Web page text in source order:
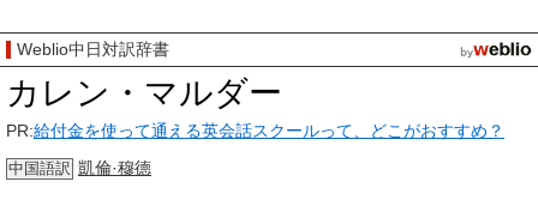
Weblio中日対訳辞書
カレン・マルダー
PR:給付金を使って通える英会話スクールって、どこがおすすめ？
中国語訳 凱倫·穆德